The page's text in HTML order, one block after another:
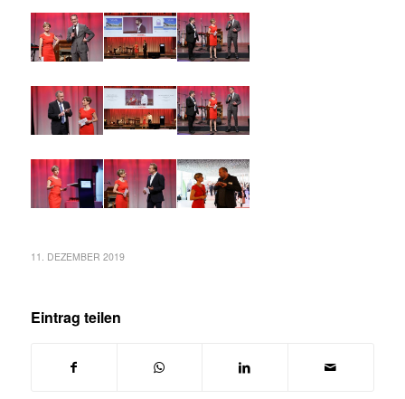
11. DEZEMBER 2019
Eintrag teilen